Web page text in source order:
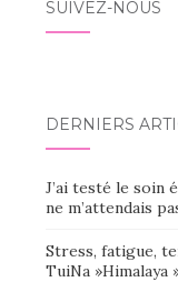
SUIVEZ-NOUS
DERNIERS
J’ai testé le
ne m’attendais
Stress, fatigue,
TuiNa »Himalaya